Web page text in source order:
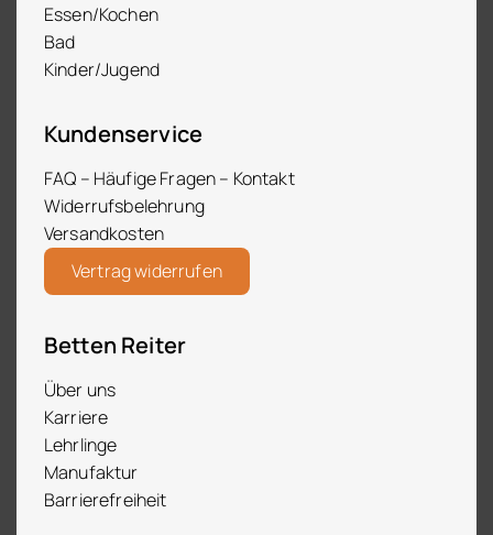
Essen/Kochen
Bad
Kinder/Jugend
Kundenservice
FAQ – Häufige Fragen – Kontakt
Widerrufsbelehrung
Versandkosten
Vertrag widerrufen
Betten Reiter
Über uns
Karriere
Lehrlinge
Manufaktur
Barrierefreiheit